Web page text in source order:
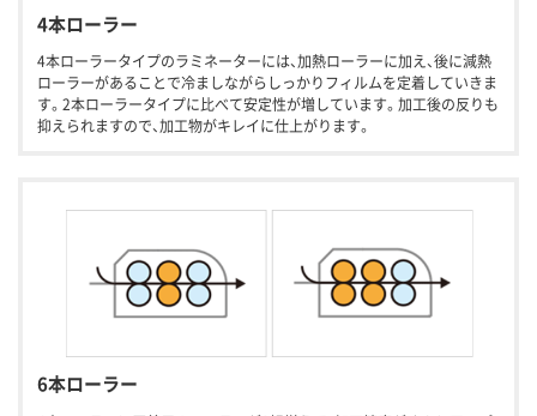
4本ローラー
4本ローラータイプのラミネーターには、加熱ローラーに加え、後に減熱
ローラーがあることで冷ましながらしっかりフィルムを定着していきま
す。2本ローラータイプに比べて安定性が増しています。加工後の反りも
抑えられますので、加工物がキレイに仕上がります。
6本ローラー